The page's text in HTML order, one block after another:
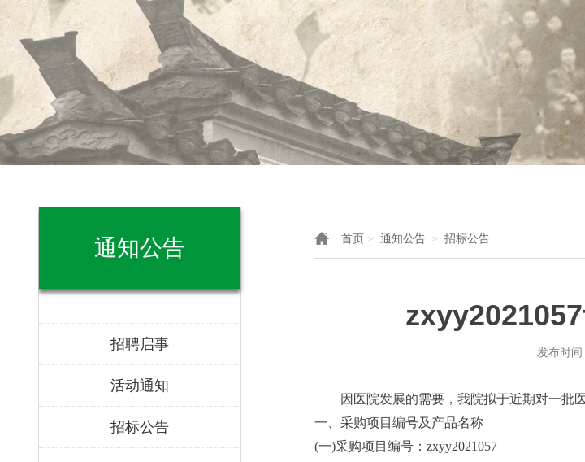
通知公告
招聘启事
活动通知
招标公告
首页 > 通知公告 > 招标公告
发布时间
因医院发展的需要，我院拟于近期对一批
一、采购项目编号及产品名称
(一)采购项目编号： zxyy2021057